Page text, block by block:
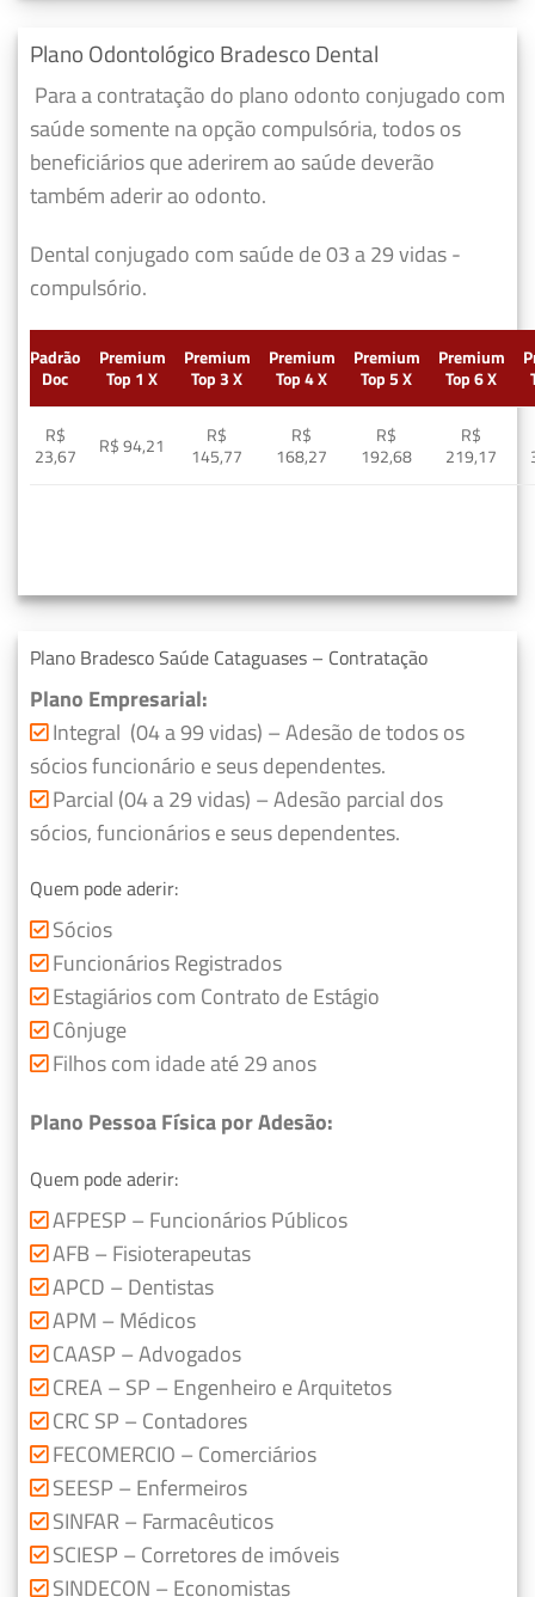
Plano Odontológico Bradesco Dental
Para a contratação do plano odonto conjugado com
saúde somente na opção compulsória, todos os
beneficiários que aderirem ao saúde deverão
também aderir ao odonto.
Dental conjugado com saúde de 03 a 29 vidas -
compulsório.
Padrão
Doc
Premium
Top 1 X
Premium
Top 3 X
Premium
Top 4 X
Premium
Top 5 X
Premium
Top 6 X
R$
23,67
R$ 94,21
R$
145,77
R$
168,27
R$
192,68
R$
219,17
Plano Bradesco Saúde Cataguases – Contratação
Plano Empresarial:
Integral (04 a 99 vidas) – Adesão de todos os
sócios funcionário e seus dependentes.
Parcial (04 a 29 vidas) – Adesão parcial dos
sócios, funcionários e seus dependentes.
Quem pode aderir:
Sócios
Funcionários Registrados
Estagiários com Contrato de Estágio
Cônjuge
Filhos com idade até 29 anos
Plano Pessoa Física por Adesão:
Quem pode aderir:
AFPESP – Funcionários Públicos
AFB – Fisioterapeutas
APCD – Dentistas
APM – Médicos
CAASP – Advogados
CREA – SP – Engenheiro e Arquitetos
CRC SP – Contadores
FECOMERCIO – Comerciários
SEESP – Enfermeiros
SINFAR – Farmacêuticos
SCIESP – Corretores de imóveis
SINDECON – Economistas